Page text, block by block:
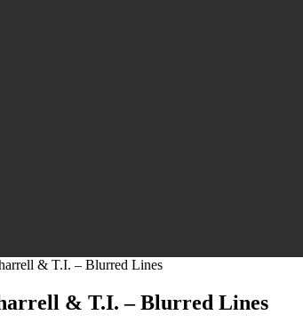
& T.I. – Blurred Lines
& T.I. – Blurred Lines